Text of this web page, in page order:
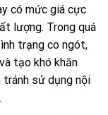
có mức giá cực
lượng. Trong quá
trạng co ngót,
tạo khó khăn
tránh sử dụng nội